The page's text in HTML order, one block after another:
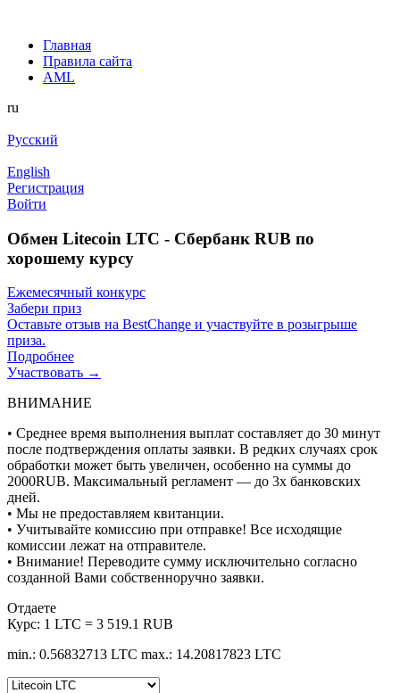
Главная
Правила сайта
AML
ru
Русский
English
Регистрация
Войти
Обмен Litecoin LTC - Сбербанк RUB по
хорошему курсу
Ежемесячный конкурс
Забери приз
Оставьте отзыв на BestChange и участвуйте в розыгрыше
приза.
Подробнее
Участвовать →
ВНИМАНИЕ
• Среднее время выполнения выплат составляет до 30 минут
после подтверждения оплаты заявки. В редких случаях срок
обработки может быть увеличен, особенно на суммы до
2000RUB. Максимальный регламент — до 3х банковских
дней.
• Мы не предоставляем квитанции.
• Учитывайте комиссию при отправке! Все исходящие
комиссии лежат на отправителе.
• Внимание! Переводите сумму исключительно согласно
созданной Вами собственноручно заявки.
Отдаете
Курс: 1 LTC = 3 519.1 RUB
min.: 0.56832713 LTC max.: 14.20817823 LTC